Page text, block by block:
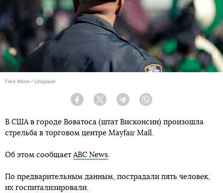
Fred Moon / Unsplash
Facebook Twitter Telegram
В США в городе Воватоса (штат Висконсин) произошла
стрельба в торговом центре Mayfair Mall.
Об этом сообщает ABC News
По предварительным данным, пострадали пять человек,
их госпитализировали.